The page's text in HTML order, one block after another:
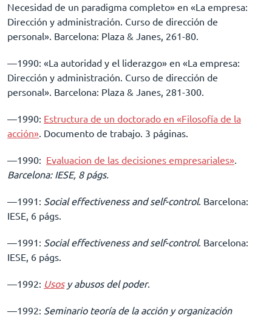
Necesidad de un paradigma completo» en «La empresa:
Dirección y administración. Curso de dirección de
personal». Barcelona: Plaza & Janes, 261-80.
––1990: «La autoridad y el liderazgo» en «La empresa:
Dirección y administración. Curso de dirección de
personal». Barcelona: Plaza & Janes, 281-300.
––1990: Estructura de un doctorado en «Filosofía de la
acción». Documento de trabajo. 3 páginas.
––1990: Evaluacion de las decisiones empresariales».
Barcelona: IESE, 8 págs.
––1991: Social effectiveness and self-control. Barcelona:
IESE, 6 págs.
––1991: Social effectiveness and self-control. Barcelona:
IESE, 6 págs.
––1992: Usosy abusos del poder.
––1992: Seminario teoría de la acción y organización